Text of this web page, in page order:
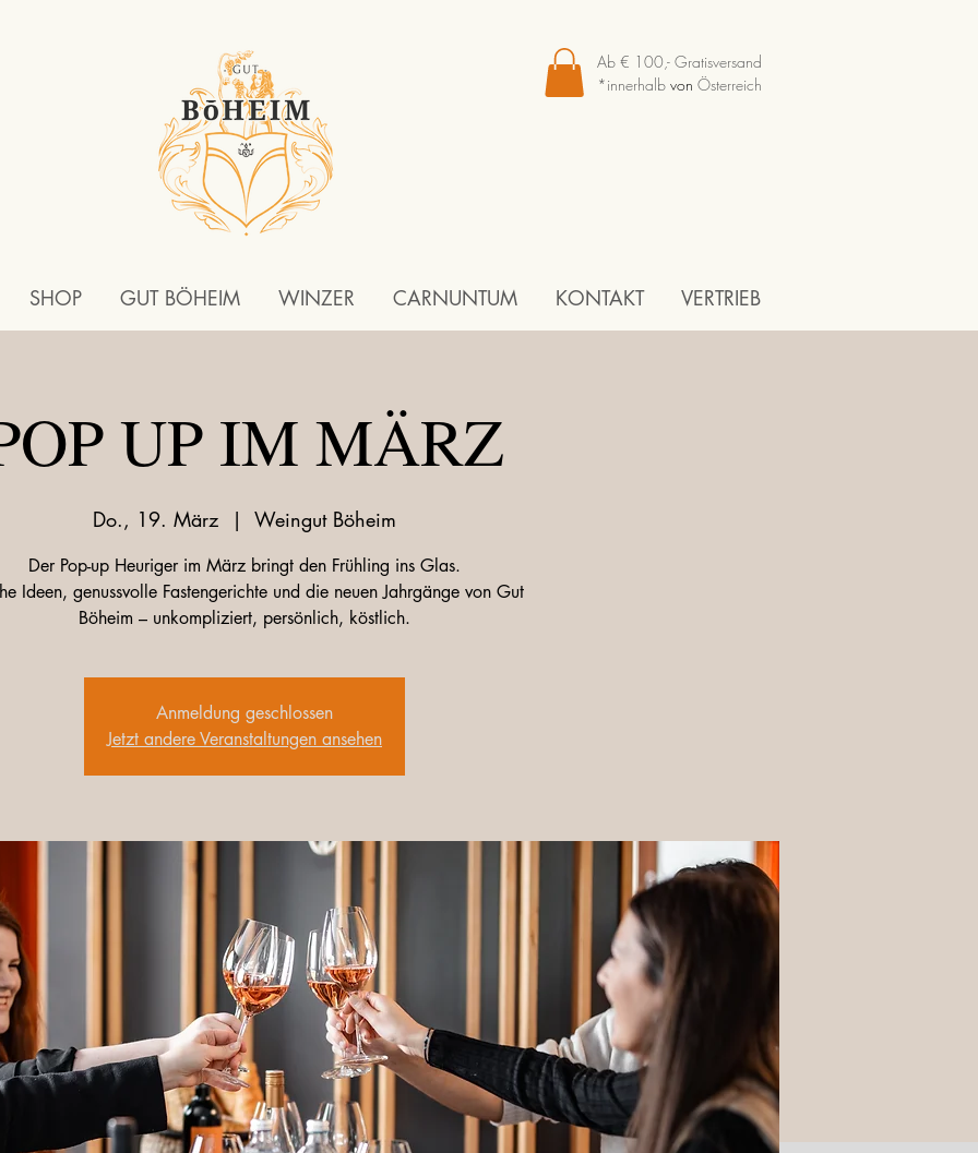
Ab € 100,- Gratisversand
*innerhalb von Österreich
SHOP GUT BÖHEIM WINZER CARNUNTUM KONTAKT VERTRIEB
UP IM MÄRZ
Do., 19. März
  |
Weingut Böheim
Der Pop-up Heuriger im März bringt den Frühling ins Glas.
Ideen, genussvolle Fastengerichte und die neuen Jahrgänge von Gut
Böheim – unkompliziert, persönlich, köstlich.
Anmeldung geschlossen
Jetzt andere Veranstaltungen ansehen